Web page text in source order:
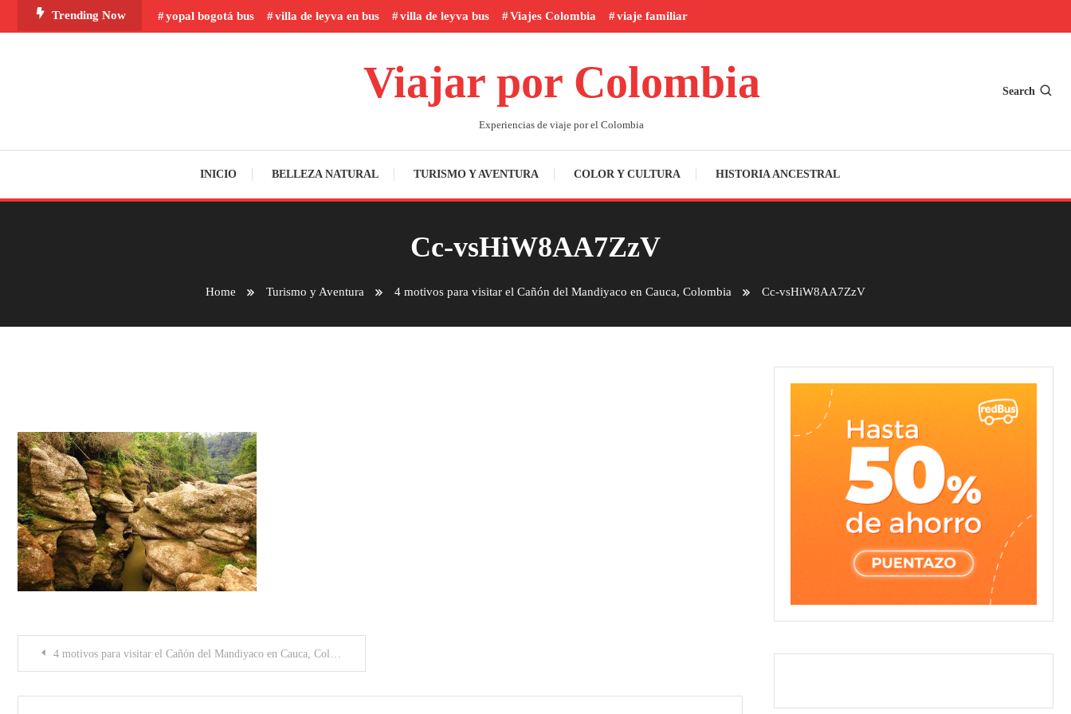
To
Trending Now yopal bogotá bus villa de leyva en bus villa de leyva bus Viajes Colombia viaje familiar
Viajar por Colombia
Experiencias de viaje por el Colombia
Search
INICIO BELLEZA NATURAL TURISMO Y AVENTURA COLOR Y CULTURA HISTORIA ANCESTRAL
Cc-vsHiW8AA7ZzV
Home Turismo y Aventura 4 motivos para visitar el Cañón del Mandiyaco en Cauca, Colombia Cc-vsHiW8AA7ZzV
Post4 motivos para visitar el Cañón del Mandiyaco en Cauca, Colombia